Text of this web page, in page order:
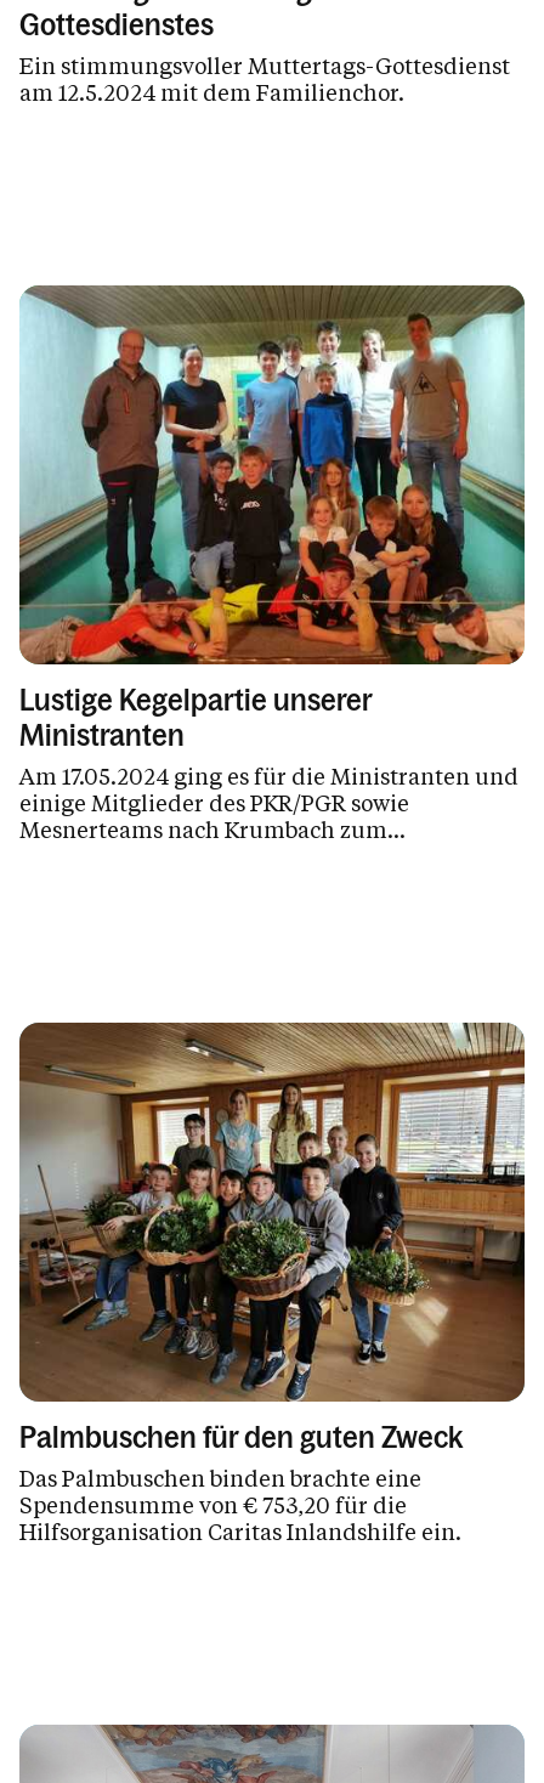
Gottesdienstes
Ein stimmungsvoller Muttertags-Gottesdienst
am 12.5.2024 mit dem Familienchor.
Lustige Kegelpartie unserer
Ministranten
Am 17.05.2024 ging es für die Ministranten und
einige Mitglieder des PKR/PGR sowie
Mesnerteams nach Krumbach zum...
Palmbuschen für den guten Zweck
Das Palmbuschen binden brachte eine
Spendensumme von € 753,20 für die
Hilfsorganisation Caritas Inlandshilfe ein.